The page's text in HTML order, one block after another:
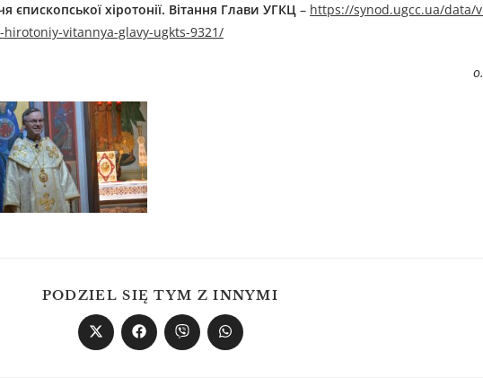
хіротонії. Вітання Глави УГКЦ – https://synod.ugcc.ua/data/
vitannya-glavy-ugkts-9321/
PODZIEL SIĘ TYM Z INNYMI